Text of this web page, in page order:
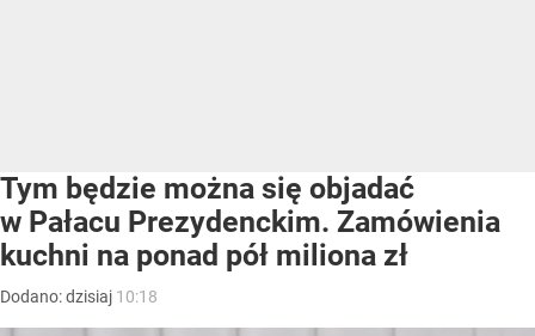
Tym będzie można się objadać
w Pałacu Prezydenckim. Zamówienia
kuchni na ponad pół miliona zł
Dodano:dzisiaj 10:18